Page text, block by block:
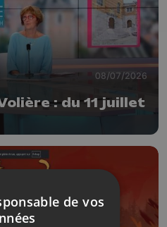
08/07/2026
: du 11 juillet
de vos